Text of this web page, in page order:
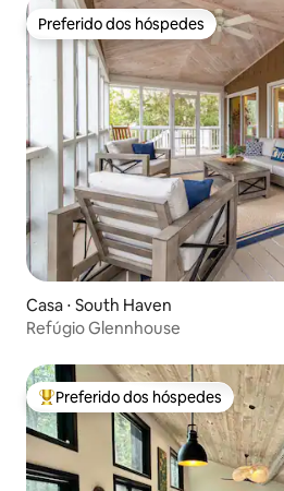
Preferido dos hóspedes
Preferido dos hóspedes
Casa ⋅ South Haven
Refúgio Glennhouse
Entre os melhores preferidos dos
Preferido dos hóspedes